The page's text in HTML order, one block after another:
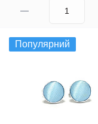
Популярний